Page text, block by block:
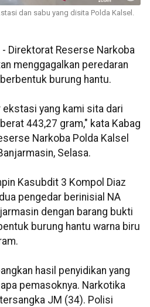
dan sabu yang disita Polda Kalsel.
- Direktorat Reserse Narkoba
menggagalkan peredaran
burung hantu.
ekstasi yang kami sita dari
443,27 gram," kata Kabag
Narkoba Polda Kalsel
Selasa.
Kasubdit 3 Kompol Diaz
pengedar berinisial NA
dengan barang bukti
burung hantu warna biru
hasil penyidikan yang
pemasoknya. Narkotika
JM (34). Polisi